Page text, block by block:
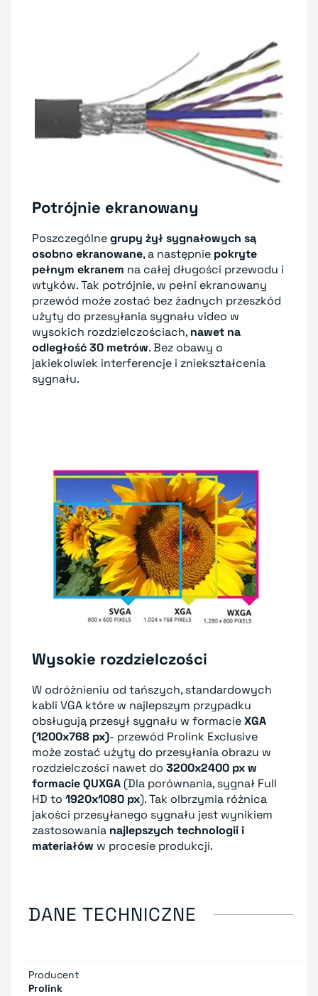
Potrójnie ekranowany
Poszczególnegrupy żył sygnałowych są
osobno ekranowane, a następnie pokryte
pełnym ekranem na całej długości przewodu i
wtyków. Tak potrójnie, w pełni ekranowany
przewód może zostać bez żadnych przeszkód
użyty do przesyłania sygnału video w
wysokich rozdzielczościach, nawet na
odległość 30 metrów. Bez obawy o
jakiekolwiek interferencje i zniekształcenia
sygnału.
Wysokie rozdzielczości
W odróżnieniu od tańszych, standardowych
kabli VGA które w najlepszym przypadku
obsługują przesył sygnału w formacieXGA
(1200x768 px)- przewód Prolink Exclusive
może zostać użyty do przesyłania obrazu w
rozdzielczości nawet do 3200x2400 px w
formacie QUXGA (Dla porównania, sygnał Full
HD to 1920x1080 px). Tak olbrzymia różnica
jakości przesyłanego sygnału jest wynikiem
zastosowania najlepszych technologii i
materiałów w procesie produkcji.
DANE TECHNICZNE
Producent
Prolink